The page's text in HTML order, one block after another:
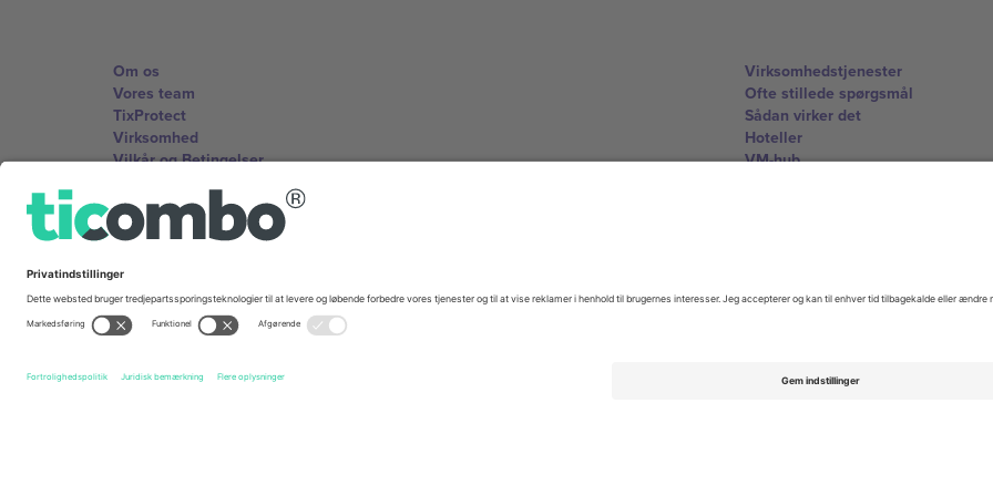
Om os
Vores team
TixProtect
Virksomhed
Vilkår og Betingelser
Virksomhedstjenester
Ofte stillede spørgsmål
Sådan virker det
Hoteller
VM-hub